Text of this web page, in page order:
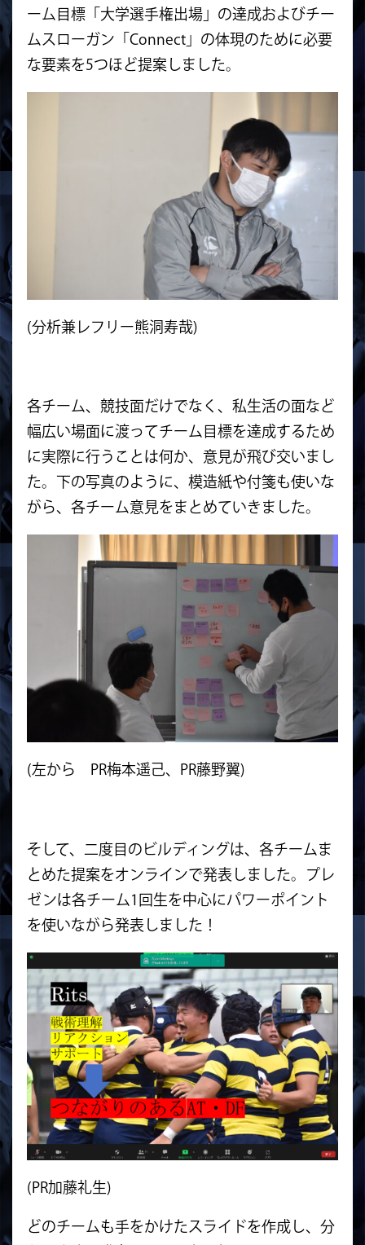
ーム目標「大学選手権出場」の達成およびチー
ムスローガン「Connect」の体現のために必要
な要素を5つほど提案しました。
(分析兼レフリー熊洞寿哉)
各チーム、競技面だけでなく、私生活の面など
幅広い場面に渡ってチーム目標を達成するため
に実際に行うことは何か、意見が飛び交いまし
た。下の写真のように、模造紙や付箋も使いな
がら、各チーム意見をまとめていきました。
(左から PR梅本遥己、PR藤野翼)
そして、二度目のビルディングは、各チームま
とめた提案をオンラインで発表しました。プレ
ゼンは各チーム1回生を中心にパワーポイント
を使いながら発表しました！
(PR加藤礼生)
どのチームも手をかけたスライドを作成し、分